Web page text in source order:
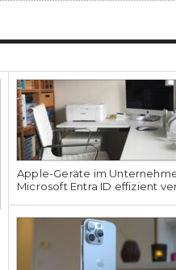
Apple-Geräte im
Microsoft Entra ID effizient